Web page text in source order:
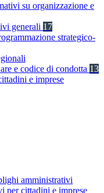
su organizzazione e
generali 17
strategico-
e codice di condotta 13
e imprese
amministrativi
per cittadini e imprese